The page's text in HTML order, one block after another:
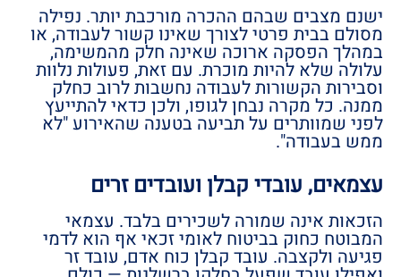
ישנם מצבים שבהם ההכרה מורכבת יותר. נפילה
מסולם בבית פרטי לצורך שאינו קשור לעבודה, או
במהלך הפסקה ארוכה שאינה חלק מהמשימה,
עלולה שלא להיות מוכרת. עם זאת, פעולות נלוות
וסבירות הקשורות לעבודה נחשבות לרוב כחלק
ממנה. כל מקרה נבחן לגופו, ולכן כדאי להתייעץ
לפני שמוותרים על תביעה בטענה שהאירוע "לא
ממש בעבודה".
עצמאים, עובדי קבלן ועובדים זרים
הזכאות אינה שמורה לשכירים בלבד. עצמאי
המבוטח כחוק בביטוח לאומי זכאי אף הוא לדמי
פגיעה ולקצבה. עובד קבלן כוח אדם, עובד זר